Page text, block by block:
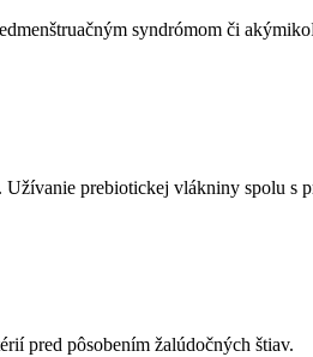
syndrómom či
prebiotickej vlákniny spolu s
pred pôsobením žalúdočných štiav.